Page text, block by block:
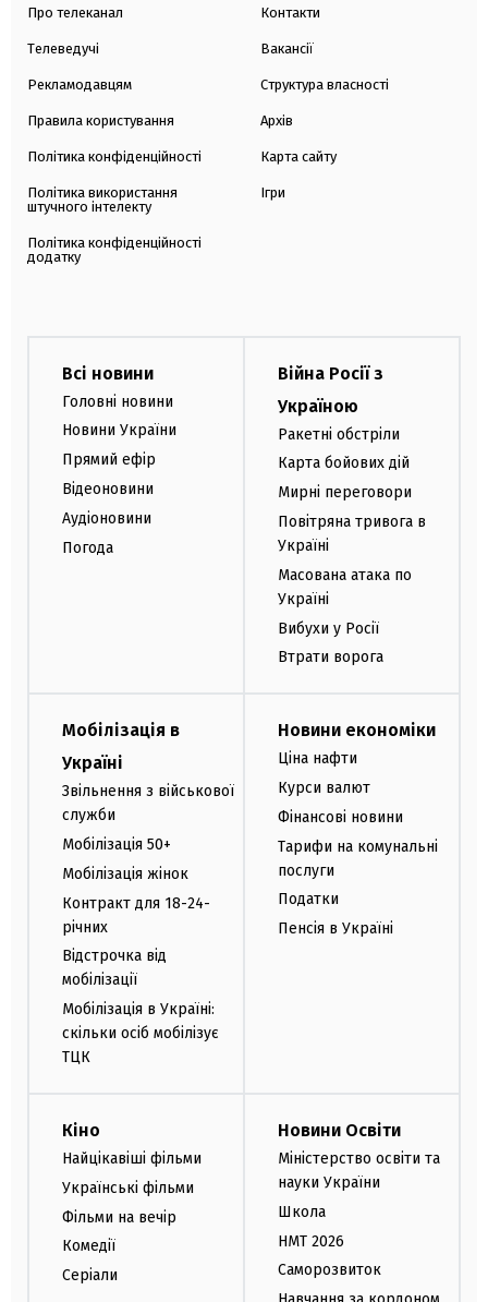
Про телеканал
Телеведучі
Рекламодавцям
Правила користування
Політика конфіденційності
Політика використання
штучного інтелекту
Політика конфіденційності
додатку
Контакти
Вакансії
Структура власності
Архів
Карта сайту
Ігри
Всі новини
Головні новини
Новини України
Прямий ефір
Відеоновини
Аудіоновини
Погода
Війна Росії з
Україною
Ракетні обстріли
Карта бойових дій
Мирні переговори
Повітряна тривога в
Україні
Масована атака по
Україні
Вибухи у Росії
Втрати ворога
Мобілізація в
Україні
Звільнення з військової
служби
Мобілізація 50+
Мобілізація жінок
Контракт для 18-24-
річних
Відстрочка від
мобілізації
Мобілізація в Україні:
скільки осіб мобілізує
ТЦК
Новини економіки
Ціна нафти
Курси валют
Фінансові новини
Тарифи на комунальні
послуги
Податки
Пенсія в Україні
Кіно
Найцікавіші фільми
Українські фільми
Фільми на вечір
Комедії
Серіали
Новини Освіти
Міністерство освіти та
науки України
Школа
НМТ 2026
Саморозвиток